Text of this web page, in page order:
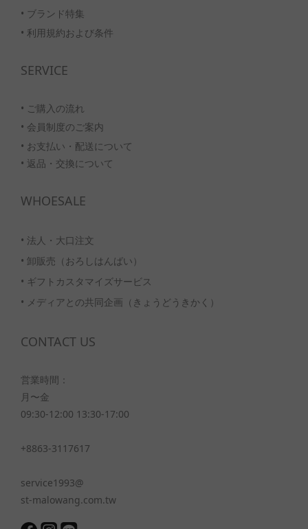
• ブランド特集
• 利用規約および条件
SERVICE
• ご購入の流れ
• 会員制度のご案内
• お支払い・配送について
• 返品・交換について
WHOESALE
• 法人・大口注文
• 卸販売（おろしはんばい）
• ギフトカスタマイズサービス
• メディアとの共同企画（きょうどうきかく）
CONTACT US
営業時間：
月〜金
09:30-12:00 13:30-17:00
+8863-3117617
service1993@
st-malowang.com.tw